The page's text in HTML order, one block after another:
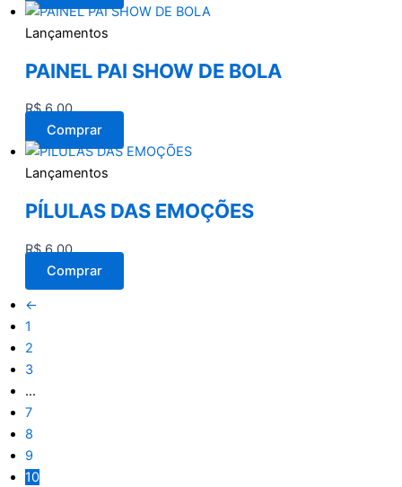
Lançamentos
PAINEL PAI SHOW DE BOLA
R$6,00
Comprar
Lançamentos
PÍLULAS DAS EMOÇÕES
R$6,00
Comprar
←
1
2
3
…
7
8
9
10